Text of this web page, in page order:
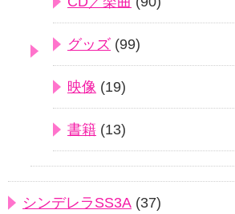
グッズ (99)
映像 (19)
書籍 (13)
シンデレラSS3A (37)